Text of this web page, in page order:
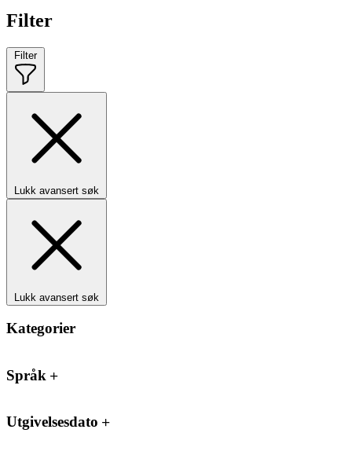
Filter
Filter
Lukk avansert søk
Lukk avansert søk
Kategorier
Språk
Utgivelsesdato